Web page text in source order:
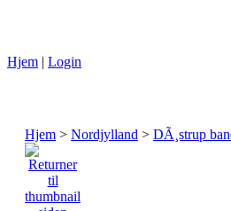
Hjem | Login
Hjem > Nordjylland > DÃ¸strup